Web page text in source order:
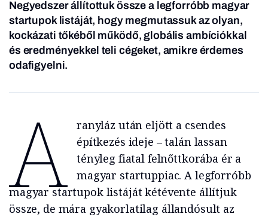
Negyedszer állítottuk össze a legforróbb magyar
startupok listáját, hogy megmutassuk az olyan,
kockázati tőkéből működő, globális ambíciókkal
és eredményekkel teli cégeket, amikre érdemes
odafigyelni.
A
ranyláz után eljött a csendes
építkezés ideje – talán lassan
tényleg fiatal felnőttkorába ér a
magyar startuppiac. A legforróbb
magyar startupok listáját kétévente állítjuk
össze, de mára gyakorlatilag állandósult az